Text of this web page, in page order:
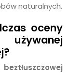
naturalnych.
oceny